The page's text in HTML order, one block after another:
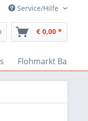
Service/Hilfe
€ 0,00 *
Flohmarkt Bazar